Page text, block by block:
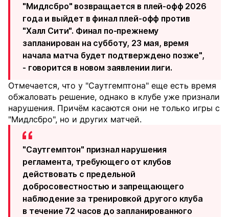
"Мидлсбро" возвращается в плей-офф 2026
года и выйдет в финал плей-офф против
"Халл Сити". Финал по-прежнему
запланирован на субботу, 23 мая, время
начала матча будет подтверждено позже",
- говорится в новом заявлении лиги.
Отмечается, что у "Саутгемптона" еще есть время
обжаловать решение, однако в клубе уже признали
нарушения. Причём касаются они не только игры с
"Мидлсбро", но и других матчей.
"Саутгемптон" признал нарушения
регламента, требующего от клубов
действовать с предельной
добросовестностью и запрещающего
наблюдение за тренировкой другого клуба
в течение 72 часов до запланированного